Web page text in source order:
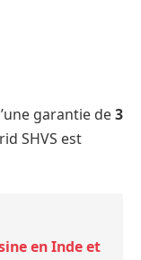
garantie de3
SHVS est
en Inde et